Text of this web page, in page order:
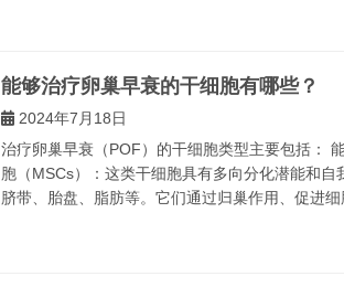
能够治疗卵巢早衰的干细胞有哪些？
2024年7月18日
治疗卵巢早衰（POF）的干细胞类型主要包括：
胞（MSCs）：这类干细胞具有多向分化潜能和自
脐带、胎盘、脂肪等。它们通过归巢作用、促进细